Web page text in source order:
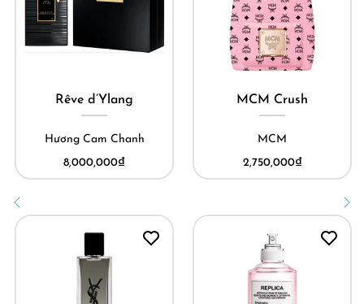
Rêve d’Ylang
Hương Cam Chanh
8,000,000₫
MCM Crush
MCM
2,750,000₫